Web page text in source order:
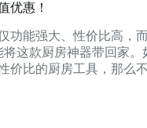
优惠！
功能强大、性价比高，
将这款厨房神器带回家。
价比的厨房工具，那么